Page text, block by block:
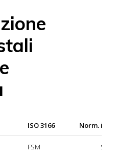
ISO 3166 Norm.
FSM Si